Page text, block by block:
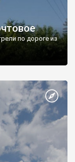
по дороге из